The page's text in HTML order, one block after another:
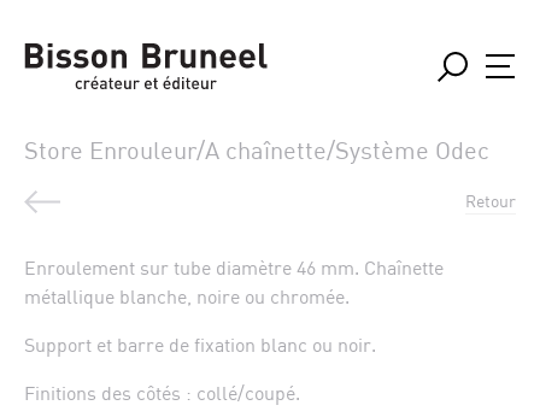
Store Enrouleur/A chaînette/Système Odec
Retour
Enroulement sur tube diamètre 46 mm. Chaînette
métallique blanche, noire ou chromée.
Support et barre de fixation blanc ou noir.
Finitions des côtés : collé/coupé.